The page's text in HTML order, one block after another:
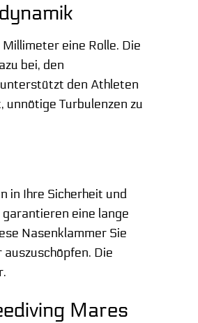
eine Rolle. Die
bei, den
den Athleten
Turbulenzen zu
in Ihre Sicherheit und
eine lange
Nasenklammer Sie
Die
Mares